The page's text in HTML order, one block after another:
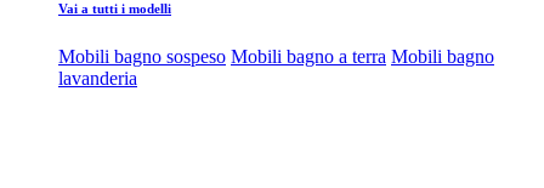
Vai a tutti i modelli
Mobili bagno sospeso Mobili bagno a terra Mobili bagno
lavanderia